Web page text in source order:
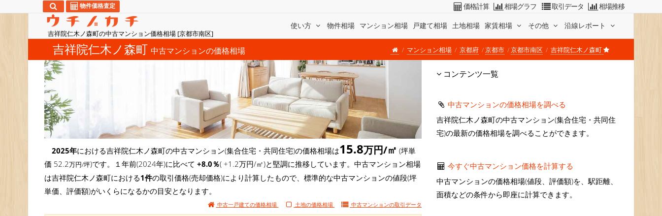
吉祥院仁木ノ森町の中古マンション価格相場 [京都市南区]
使い方 物件相場 マンション相場 戸建て相場 土地相場 家賃相場 その他 沿線レポート
物件価格査定 価格計算 相場グラフ 取引データ 相場推移
吉祥院仁木ノ森町 中古マンションの価格相場 マンション相場 京都府 京都市 京都市南区 吉祥院仁木ノ森町
2025年における吉祥院仁木ノ森町の中古マンション(集合住宅・共同住宅)の価格相場は15.8万円/㎡ (坪単
価 52.2万円/坪)です。１年前(2024年)に比べて +8.0％( +1.2万円/㎡)と堅調に推移しています。中古マンション相場
は吉祥院仁木ノ森町における1件の取引価格(売却価格)により計算したもので、標準的な中古マンションの値段(坪
単価、評価額)がいくらになるかの目安となります。
中古一戸建ての価格相場 土地の価格相場 中古マンションの取引データ
コンテンツ一覧
中古マンションの価格相場を調べる
吉祥院仁木ノ森町の中古マンション(集合住宅・共同住
宅)の最新の価格相場を調べることができます。
今すぐ中古マンション価格を計算する
中古マンションの価格相場(値段、評価額)を、駅距離、
面積などの条件から即座に計算できます。